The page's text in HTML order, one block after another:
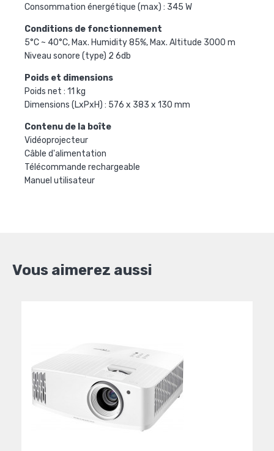
Consommation énergétique (max) : 345 W
Conditions de fonctionnement
5°C ~ 40°C, Max. Humidity 85%, Max. Altitude 3000 m
Niveau sonore (type) 2 6db
Poids et dimensions
Poids net : 11 kg
Dimensions (LxPxH) : 576 x 383 x 130 mm
Contenu de la boîte
Vidéoprojecteur
Câble d'alimentation
Télécommande rechargeable
Manuel utilisateur
Vous aimerez aussi